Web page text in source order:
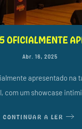
OFICIALMENTE
Abr. 16, 2025
apresentado na
com um showcase
CONTINUAR A LER